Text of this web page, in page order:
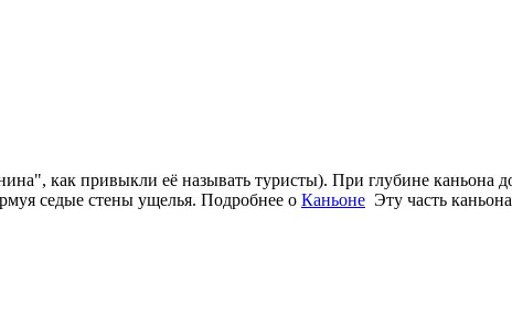
как привыкли её называть туристы). При глубине каньона
седые стены ущелья. Подробнее о Каньоне Эту часть